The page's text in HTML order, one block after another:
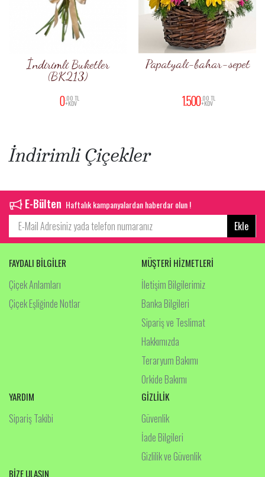
İndirimli Buketler
(BK213)
0,00 TL
+KDV
Papatyali-bahar-sepet
1.500 ,00 TL
+KDV
İndirimli Çiçekler
E-Bülten Haftalık kampanyalardan haberdar olun !
Ekle
FAYDALI BİLGİLER
Çiçek Anlamları
Çiçek Eşliğinde Notlar
MÜŞTERİ HİZMETLERİ
İletişim Bilgilerimiz
Banka Bilgileri
Sipariş ve Teslimat
Hakkımızda
Teraryum Bakımı
Orkide Bakımı
YARDIM
Sipariş Takibi
GİZLİLİK
Güvenlik
İade Bilgileri
Gizlilik ve Güvenlik
BİZE ULAŞIN